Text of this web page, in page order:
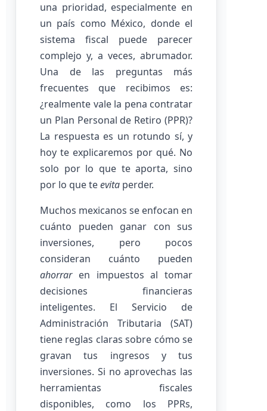
una prioridad, especialmente en
un país como México, donde el
sistema fiscal puede parecer
complejo y, a veces, abrumador.
Una de las preguntas más
frecuentes que recibimos es:
¿realmente vale la pena contratar
un Plan Personal de Retiro (PPR)?
La respuesta es un rotundo sí, y
hoy te explicaremos por qué. No
solo por lo que te aporta, sino
por lo que teevita perder.
Muchos mexicanos se enfocan en
cuánto pueden ganar con sus
inversiones, pero pocos
consideran cuánto pueden
ahorraren impuestos al tomar
decisiones financieras
inteligentes. El Servicio de
Administración Tributaria (SAT)
tiene reglas claras sobre cómo se
gravan tus ingresos y tus
inversiones. Si no aprovechas las
herramientas fiscales
disponibles, como los PPRs,